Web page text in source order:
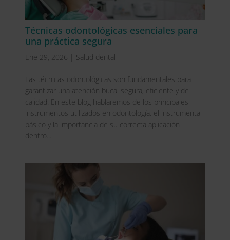
Técnicas odontológicas esenciales para
una práctica segura
Ene 29, 2026 Salud dental
Las técnicas odontológicas son fundamentales para
garantizar una atención bucal segura, eficiente y de
calidad. En este blog hablaremos de los principales
instrumentos utilizados en odontología, el instrumental
básico y la importancia de su correcta aplicación
dentro...